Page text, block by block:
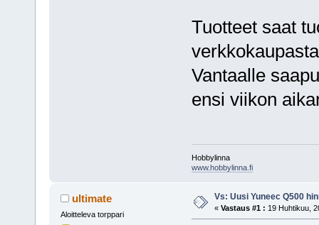
Tuotteet saat
Vantaalle
ensi viikon
Hobbylinna
www.hobbylinna.fi
ultimate
Aloitteleva torppari
Vs: Uusi Yuneec Q500
« Vastaus #1 : 19 Huhtikuu,